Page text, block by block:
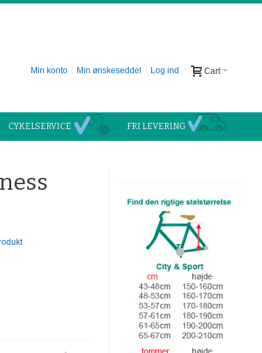
Cart
Min konto Min ønskeseddel Log ind
FRI LEVERING
CYKELSERVICE